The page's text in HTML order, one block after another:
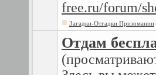
free.ru/forum/
Загадки-Отгадки Призомании
Отдам